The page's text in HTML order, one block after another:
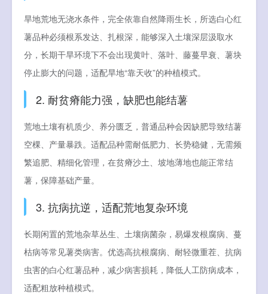
旱地荒地无浇水条件，完全依靠自然降雨生长，所选白心红
薯品种必须根系发达、扎根深，能够深入土壤深层汲取水
分，长期干旱环境下不会出现黄叶、落叶、藤蔓早衰、薯块
停止膨大的问题，适配旱地“靠天收”的种植模式。
2. 耐贫瘠能力强，缺肥也能结薯
荒地土壤有机质少、养分匮乏，普通品种会因缺肥导致结薯
空棵、产量暴跌。适配品种需耐低肥力、长势稳健，无需频
繁追肥、精细化管理，在贫瘠沙土、坡地薄地也能正常结
薯，保障基础产量。
3. 抗病抗逆，适配荒地复杂环境
长期闲置的荒地杂草丛生、土壤病菌杂，易爆发根腐病、蔓
枯病等常见薯类病害。优选高抗根腐病、耐轻微重茬、抗病
虫害的白心红薯品种，减少病害损耗，降低人工防病成本，
适配粗放种植模式。